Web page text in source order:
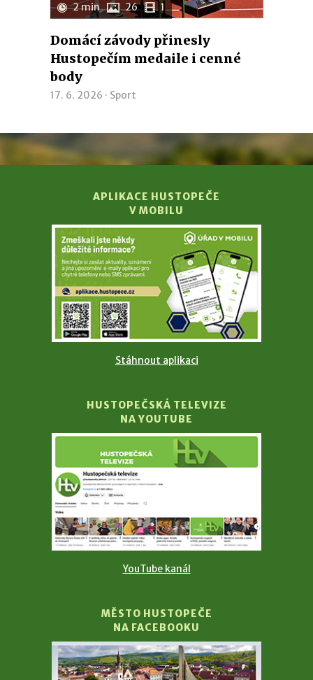
2 min 26 1
Domácí závody přinesly
Hustopečím medaile i cenné
body
17. 6. 2026 · Sport
APLIKACE HUSTOPEČE
V MOBILU
Stáhnout aplikaci
HUSTOPEČSKÁ TELEVIZE
NA YOUTUBE
YouTube kanál
MĚSTO HUSTOPEČE
NA FACEBOOKU